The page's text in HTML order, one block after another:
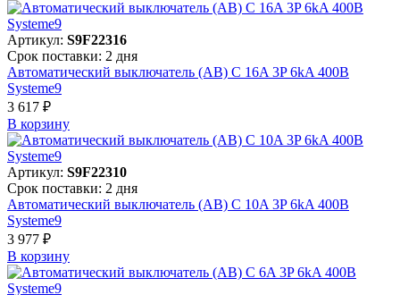
Артикул: S9F22316
Срок поставки: 2 дня
Автоматический выключатель (АВ) C 16A 3P 6kA 400В
Systeme9
3 617 ₽
В корзинy
Артикул: S9F22310
Срок поставки: 2 дня
Автоматический выключатель (АВ) C 10A 3P 6kA 400В
Systeme9
3 977 ₽
В корзинy